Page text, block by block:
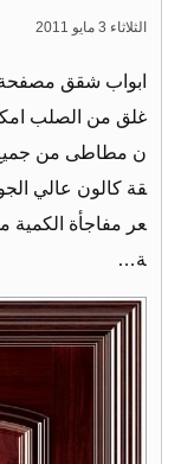
الثلاثاء 3 مايو 2011
غلق من الصلب
ن مطاطى من جميع
قة كالون عالي
عر مفاجأة الكمية
ة…